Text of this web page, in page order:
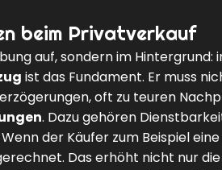
beim Privatverkauf
auf, sondern im Hintergrund:
ist das Fundament. Er muss
oft zu teuren
. Dazu gehören
der Käufer zum Beispiel
Das erhöht nicht nur